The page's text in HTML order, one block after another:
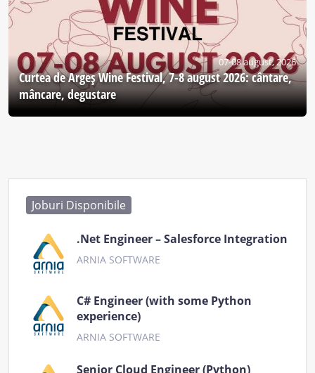
07-08 august, 2026
Curtea de Argeş Wine Festival, 7-8 august 2026: cântare,
mâncare, degustare
Joburi Disponibile
.Net Engineer – Salesforce Integration
ARNIA SOFTWARE
C# Engineer (with some Python
experience)
ARNIA SOFTWARE
Senior Cloud Engineer (Python)